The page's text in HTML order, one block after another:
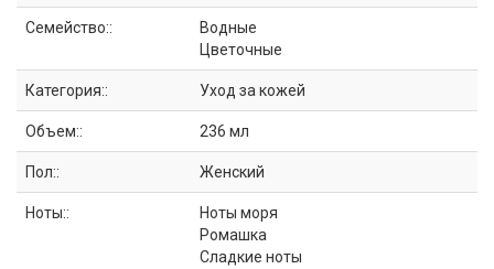
Семейство::
Водные
Цветочные
Категория:: Уход за кожей
Объем:: 236 мл
Пол:: Женский
Ноты::
Ноты моря
Ромашка
Сладкие ноты